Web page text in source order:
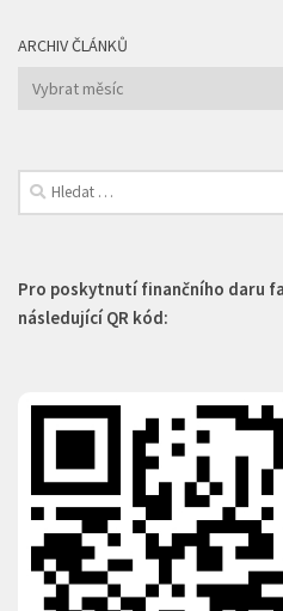
ARCHIV ČLÁNKŮ
Archiv
Vyhledávání
Pro poskytnutí finančního daru
následující QR kód: